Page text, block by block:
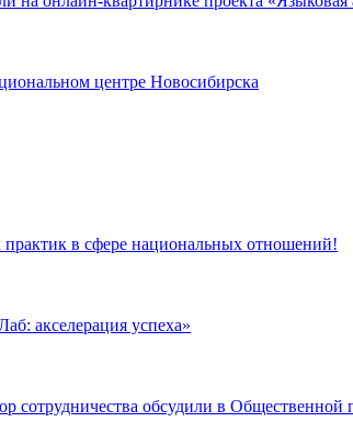
центре Новосибирска
в сфере национальных отношений!
акселерация успеха»
сотрудничества обсудили в Общественной